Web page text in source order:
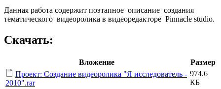
Данная работа содержит поэтапное описание создания
тематического видеоролика в видеоредакторе Pinnacle studio.
Скачать:
Вложение
Размер
Проект: Создание видеоролика "Я исследователь -
2010".rar
974.6
КБ